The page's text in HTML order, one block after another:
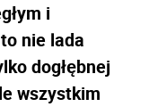
i
nie lada
dogłębnej
wszystkim